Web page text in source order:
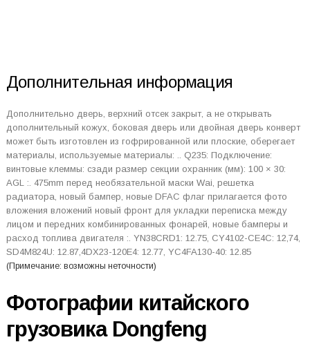
Дополнительная информация
Дополнительно дверь, верхний отсек закрыт, а не открывать
дополнительный кожух, боковая дверь или двойная дверь конверт
может быть изготовлен из гофрированной или плоские, оберегает
материалы, используемые материалы: .. Q235: Подключение:
винтовые клеммы: сзади размер секции охранник (мм): 100 × 30:
AGL :. 475mm перед необязательной маски Wai, решетка
радиатора, новый бампер, новые DFAC флаг прилагается фото
вложения вложений новый фронт для укладки переписка между
лицом и передних комбинированных фонарей, новые бамперы и
расход топлива двигателя :. YN38CRD1: 12.75, CY4102-CE4C: 12,74,
SD4M824U: 12.87,4DX23-120E4: 12.77, YC4FA130-40: 12.85
(Примечание: возможны неточности)
Фотографии китайского
грузовика Dongfeng